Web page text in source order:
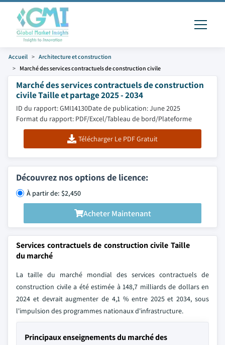
Accueil
Architecture et construction
Marché des services contractuels de construction civile
Marché des services contractuels de construction
civile Taille et partage 2025 - 2034
ID du rapport: GMI14130Date de publication: June 2025
Format du rapport: PDF/Excel/Tableau de bord/Plateforme
Télécharger Le PDF Gratuit
Découvrez nos options de licence:
À partir de: $2,450
Acheter Maintenant
Services contractuels de construction civile Taille
du marché
La taille du marché mondial des services contractuels de
construction civile a été estimée à 148,7 milliards de dollars en
2024 et devrait augmenter de 4,1 % entre 2025 et 2034, sous
l'impulsion des programmes nationaux d'infrastructure.
Principaux enseignements du marché des